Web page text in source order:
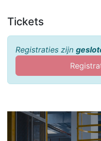
Tickets
Registraties zijn